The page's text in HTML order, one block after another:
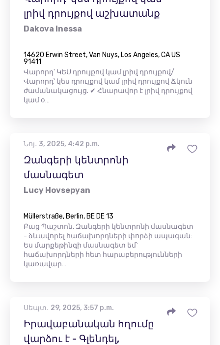
լրիվ դրույքով աշխատանք
Dakova Inessa
14620 Erwin Street, Van Nuys, Los Angeles, CA US
91411
Վարորդ՝ ԿԵՍ դրույքով կամ լրիվ դրույքով/
Վարորդ՝ կես դրույքով կամ լրիվ դրույքով Ճկուն
ժամանակացույց. ✔ Հնարավոր է լրիվ դրույքով
կամ օ…
Նոյ․ 3, 2025, 4:42 p.m.
Զանգերի կենտրոնի
մասնագետ
Lucy Hovsepyan
Müllerstraße, Berlin, BE DE 13
Բաց Պաշտոն. Զանգերի կենտրոնի մասնագետ
- ձևավորել հաճախորդների փորձի ապագան:
Ես մարքեթինգի մասնագետ եմ՝
հաճախորդների հետ հարաբերությունների
կառավար…
Սեպտ․ 29, 2025, 3:57 p.m.
Իրավաբանական հղումը
վարձու է - Գլենդել,